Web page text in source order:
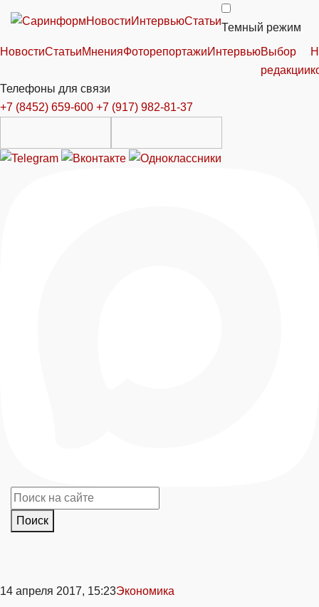
НовостиИнтервьюСтатьи
Темный режим
НовостиСтатьиМненияФоторепортажиИнтервьюВыбор
редакции
Телефоны для связи
+7 (8452) 659-600 +7 (917) 982-81-37
Поиск
14 апреля 2017, 15:23Экономика